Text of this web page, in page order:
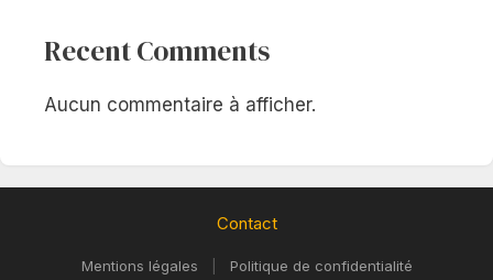
Recent Comments
Aucun commentaire à afficher.
Contact
Mentions légales Politique de confidentialité